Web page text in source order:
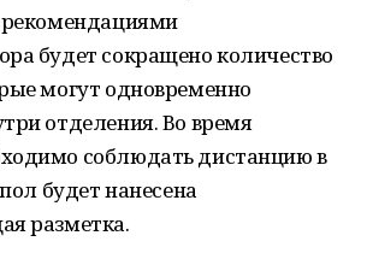
рекомендациями
будет сокращено количество
могут одновременно
отделения. Во время
соблюдать дистанцию в
будет нанесена
разметка.